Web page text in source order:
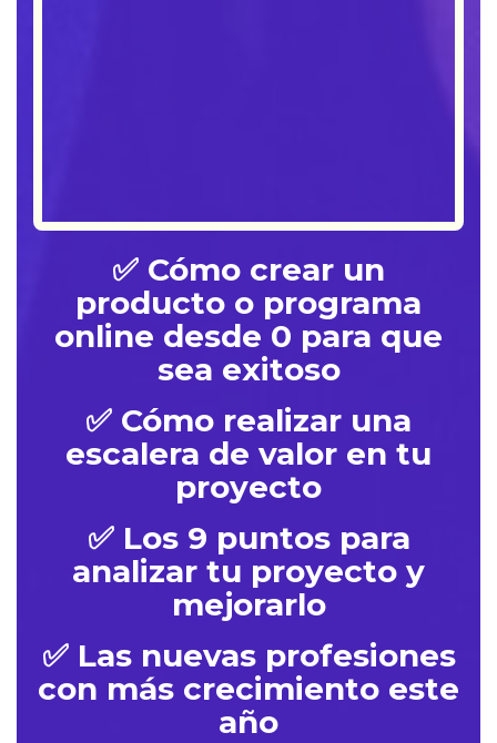
✅ Cómo crear un
producto o programa
online desde 0 para que
sea exitoso
✅ Cómo realizar una
escalera de valor en tu
proyecto
✅ Los 9 puntos para
analizar tu proyecto y
mejorarlo
✅ Las nuevas profesiones
con más crecimiento este
año